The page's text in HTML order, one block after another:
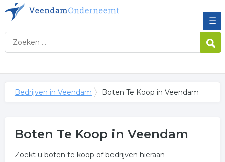
☰
Bedrijven in Veendam Boten Te Koop in Veendam
Boten Te Koop in Veendam
Zoekt u boten te koop of bedrijven hieraan